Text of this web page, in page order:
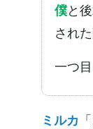
僕と
され
一つ
ミルカ